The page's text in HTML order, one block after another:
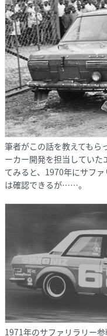
筆者がこの話を教えてもら
ーカー開発を担当してい
てみると、1970年にサフ
は確認できるが……。
1971年のサファリラリー